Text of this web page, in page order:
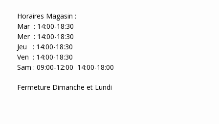
Horaires Magasin :
Mar : 14:00-18:30
Mer : 14:00-18:30
Jeu : 14:00-18:30
Ven : 14:00-18:30
Sam : 09:00-12:00 14:00-18:00
Fermeture Dimanche et Lundi